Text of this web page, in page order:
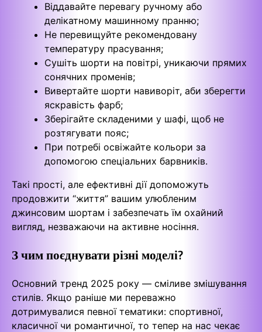
Віддавайте перевагу ручному або
делікатному машинному пранню;
Не перевищуйте рекомендовану
температуру прасування;
Сушіть шорти на повітрі, уникаючи прямих
сонячних променів;
Вивертайте шорти навиворіт, аби зберегти
яскравість фарб;
Зберігайте складеними у шафі, щоб не
розтягувати пояс;
При потребі освіжайте кольори за
допомогою спеціальних барвників.
Такі прості, але ефективні дії допоможуть
продовжити “життя” вашим улюбленим
джинсовим шортам і забезпечать їм охайний
вигляд, незважаючи на активне носіння.
З чим поєднувати різні моделі?
Основний тренд 2025 року — сміливе змішування
стилів. Якщо раніше ми переважно
дотримувалися певної тематики: спортивної,
класичної чи романтичної, то тепер на нас чекає